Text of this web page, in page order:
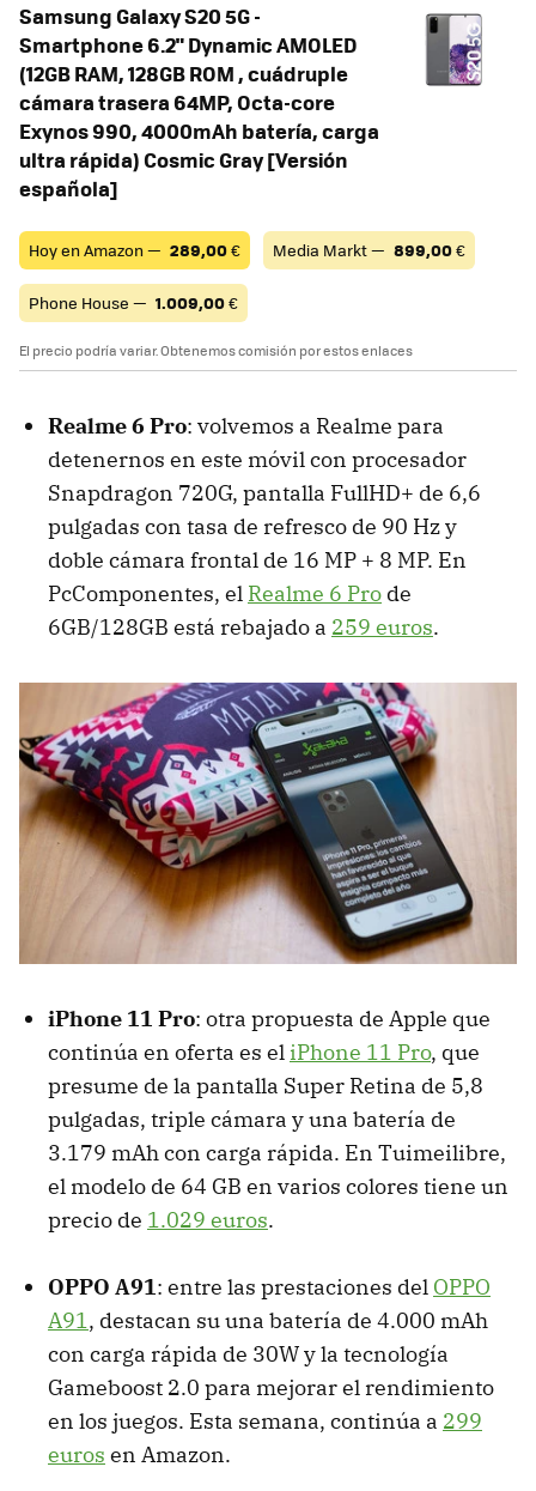
Samsung Galaxy S20 5G -
Smartphone 6.2" Dynamic AMOLED
(12GB RAM, 128GB ROM , cuádruple
cámara trasera 64MP, Octa-core
Exynos 990, 4000mAh batería, carga
ultra rápida) Cosmic Gray [Versión
española]
Hoy en Amazon — 289,00€ Media Markt — 899,00€
Phone House — 1.009,00€
El precio podría variar. Obtenemos comisión por estos enlaces
Realme 6 Pro: volvemos a Realme para
detenernos en este móvil con procesador
Snapdragon 720G, pantalla FullHD+ de 6,6
pulgadas con tasa de refresco de 90 Hz y
doble cámara frontal de 16 MP + 8 MP. En
PcComponentes, el Realme 6 Pro de
6GB/128GB está rebajado a 259 euros.
iPhone 11 Pro: otra propuesta de Apple que
continúa en oferta es el iPhone 11 Pro, que
presume de la pantalla Super Retina de 5,8
pulgadas, triple cámara y una batería de
3.179 mAh con carga rápida. En Tuimeilibre,
el modelo de 64 GB en varios colores tiene un
precio de 1.029 euros.
OPPO A91: entre las prestaciones del OPPO
A91, destacan su una batería de 4.000 mAh
con carga rápida de 30W y la tecnología
Gameboost 2.0 para mejorar el rendimiento
en los juegos. Esta semana, continúa a 299
euros en Amazon.